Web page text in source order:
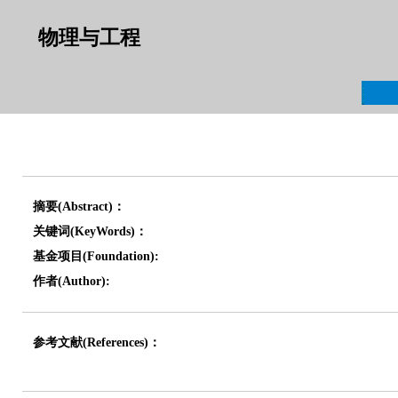
物理与工程
摘要(Abstract)：
关键词(KeyWords)：
基金项目(Foundation):
作者(Author):
参考文献(References)：